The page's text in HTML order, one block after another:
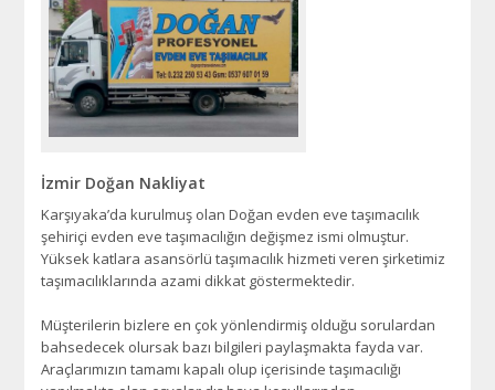
İzmir Doğan Nakliyat
Karşıyaka’da kurulmuş olan Doğan evden eve taşımacılık
şehiriçi evden eve taşımacılığın değişmez ismi olmuştur.
Yüksek katlara asansörlü taşımacılık hizmeti veren şirketimiz
taşımacılıklarında azami dikkat göstermektedir.
Müşterilerin bizlere en çok yönlendirmiş olduğu sorulardan
bahsedecek olursak bazı bilgileri paylaşmakta fayda var.
Araçlarımızın tamamı kapalı olup içerisinde taşımacılığı